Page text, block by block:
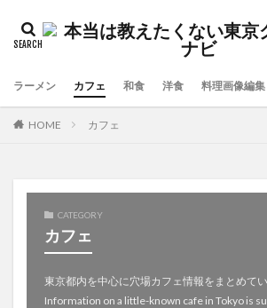
ラーメン カフェ 和食 洋食 料理画像編集
HOME カフェ
CATEGORY
カフェ
東京都内を中心に穴場カフェ情報をまとめてい
Information on a little-known cafe in Tokyo is